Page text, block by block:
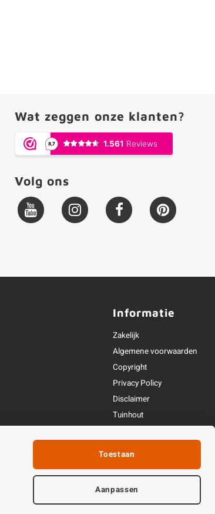
Wat zeggen onze klanten?
Volg ons
Informatie
Zakelijk
Algemene voorwaarden
Copyright
Privacy Policy
Disclaimer
Tuinhout
Toestaan
Aanpassen